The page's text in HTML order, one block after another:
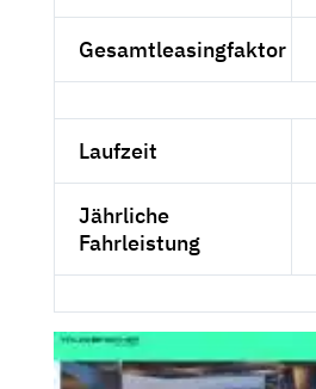
Gesamtleasingfaktor
Laufzeit
Jährliche
Fahrleistung